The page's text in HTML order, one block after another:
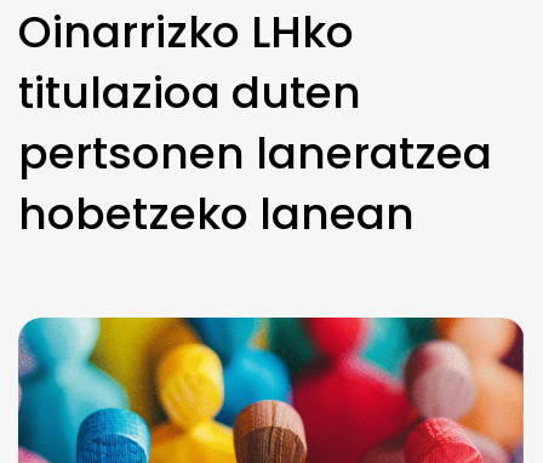
Oinarrizko LHko
titulazioa duten
pertsonen laneratzea
hobetzeko lanean